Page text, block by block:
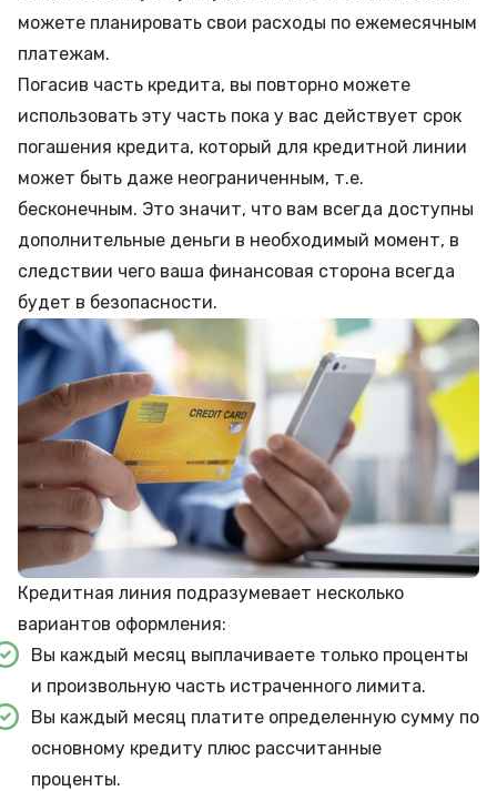
можете планировать свои расходы по ежемесячным
платежам.
Погасив часть кредита, вы повторно можете
использовать эту часть пока у вас действует срок
погашения кредита, который для кредитной линии
может быть даже неограниченным, т.е.
бесконечным. Это значит, что вам всегда доступны
дополнительные деньги в необходимый момент, в
следствии чего ваша финансовая сторона всегда
будет в безопасности.
Кредитная линия подразумевает несколько
вариантов оформления:
Вы каждый месяц выплачиваете только проценты
и произвольную часть истраченного лимита.
Вы каждый месяц платите определенную сумму по
основному кредиту плюс рассчитанные
проценты.